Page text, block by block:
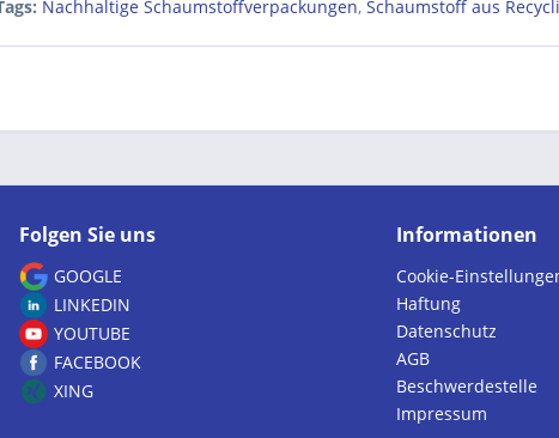
Nachhaltige Schaumstoffverpackungen,Schaumstoff aus
Folgen Sie uns
GOOGLE
LINKEDIN
YOUTUBE
FACEBOOK
XING
Informationen
Cookie-
Haftung
Datenschutz
AGB
Beschwerdestelle
Impressum